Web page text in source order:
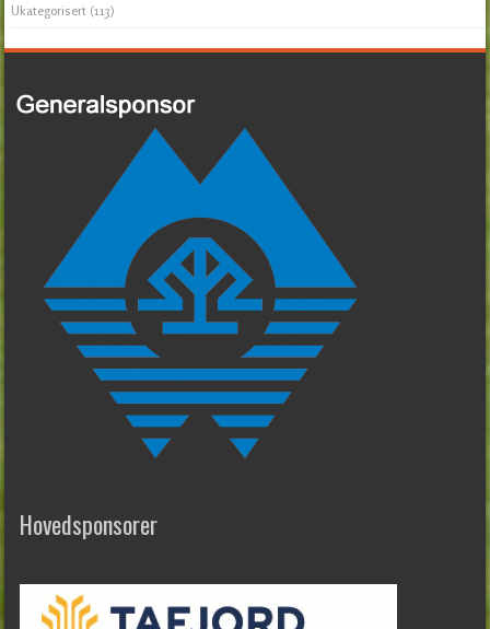
Ukategorisert (113)
Hovedsponsorer